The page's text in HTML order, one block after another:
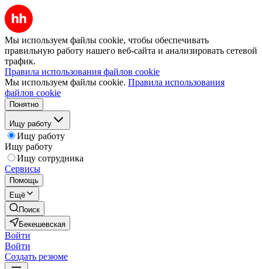
Мы используем файлы cookie, чтобы обеспечивать
правильную работу нашего веб-сайта и анализировать сетевой
трафик.
Правила использования файлов cookie
Мы используем файлы cookie. Правила использования
файлов cookie
Понятно
Ищу работу
Ищу работу
Ищу работу
Ищу сотрудника
Сервисы
Помощь
Ещё
Поиск
Бекешевская
Войти
Войти
Создать резюме